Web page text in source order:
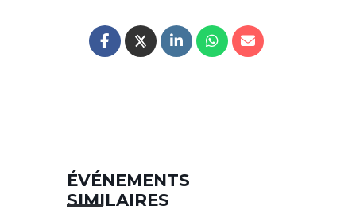
ÉVÉNEMENTS
SIMILAIRES